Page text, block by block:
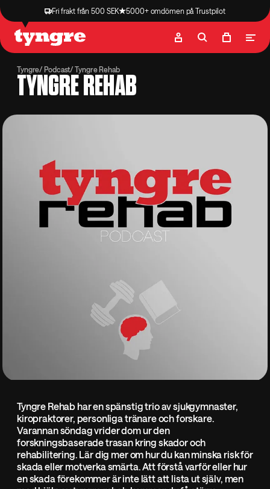
Fri frakt från 500 SEK 5000+ omdömen på Trustpilot
Butik Recept
Tyngre Podcast Tyngre Rehab
TYNGRE REHAB
Tyngre Rehab har en spänstig trio av sjukgymnaster,
kiropraktorer, personliga tränare och forskare.
Varannan söndag vrider dom ur den
forskningsbaserade trasan kring skador och
rehabilitering. Lär dig mer om hur du kan minska risk för
skada eller motverka smärta. Att förstå varför eller hur
en skada förekommer är inte lätt att lista ut själv, men